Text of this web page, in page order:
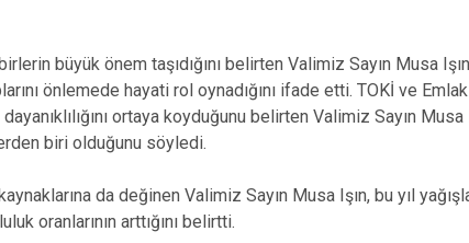
büyük önem taşıdığını belirten Valimiz Sayın Musa
önlemede hayati rol oynadığını ifade etti. TOKİ ve
ortaya koyduğunu belirten Valimiz Sayın Musa
biri olduğunu söyledi.
da değinen Valimiz Sayın Musa Işın, bu yıl
oranlarının arttığını belirtti.